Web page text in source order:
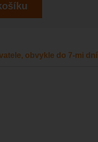
obvykle do 7-mi dní